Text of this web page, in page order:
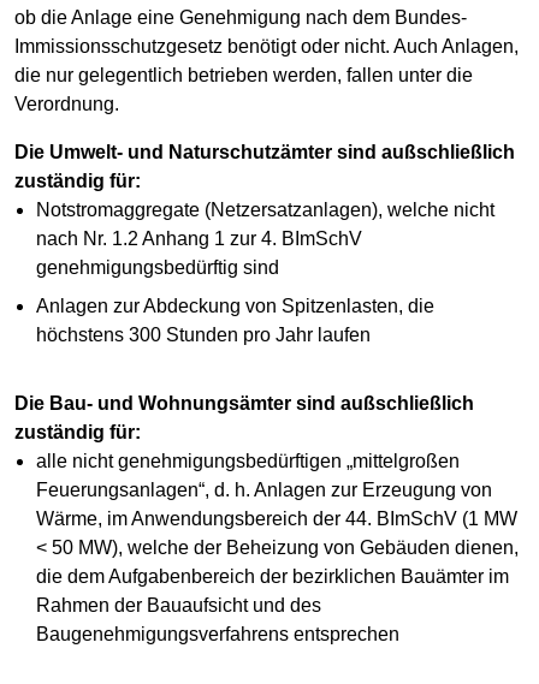
ob die Anlage eine Genehmigung nach dem Bundes-
Immissionsschutzgesetz benötigt oder nicht. Auch Anlagen,
die nur gelegentlich betrieben werden, fallen unter die
Verordnung.
Die Umwelt- und Naturschutzämter sind außschließlich
zuständig für:
Notstromaggregate (Netzersatzanlagen), welche nicht
nach Nr. 1.2 Anhang 1 zur 4. BImSchV
genehmigungsbedürftig sind
Anlagen zur Abdeckung von Spitzenlasten, die
höchstens 300 Stunden pro Jahr laufen
Die Bau- und Wohnungsämter sind außschließlich
zuständig für:
alle nicht genehmigungsbedürftigen „mittelgroßen
Feuerungsanlagen“, d. h. Anlagen zur Erzeugung von
Wärme, im Anwendungsbereich der 44. BImSchV (1 MW
< 50 MW), welche der Beheizung von Gebäuden dienen,
die dem Aufgabenbereich der bezirklichen Bauämter im
Rahmen der Bauaufsicht und des
Baugenehmigungsverfahrens entsprechen